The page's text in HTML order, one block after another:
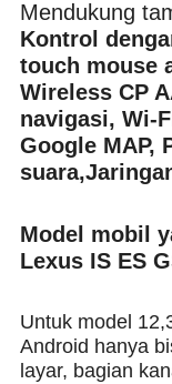
Mendukung
Kontrol
touch mouse
Wireless CP
navigasi, Wi-
Google MAP,
Model mobil
Lexus IS ES
Untuk model
Android hanya
layar, bagian